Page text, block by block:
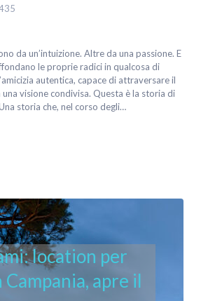
da un’intuizione. Altre da una passione. E
le proprie radici in qualcosa di
autentica, capace di attraversare il
visione condivisa. Questa è la storia di
storia che, nel corso degli…
location per
apre il